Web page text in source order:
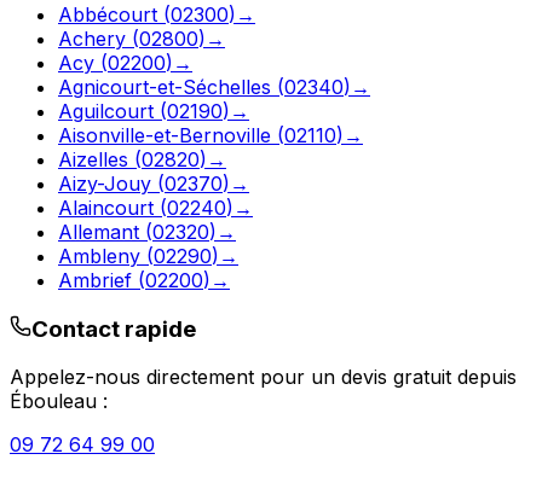
Abbécourt (02300) →
Achery (02800) →
Acy (02200) →
Agnicourt-et-Séchelles (02340) →
Aguilcourt (02190) →
Aisonville-et-Bernoville (02110) →
Aizelles (02820) →
Aizy-Jouy (02370) →
Alaincourt (02240) →
Allemant (02320) →
Ambleny (02290) →
Ambrief (02200) →
Contact rapide
Appelez-nous directement pour un devis gratuit depuis
Ébouleau :
09 72 64 99 00